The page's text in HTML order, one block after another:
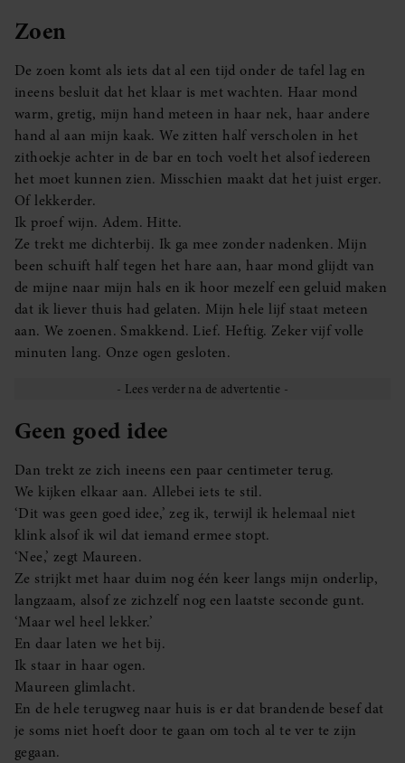
Zoen
De zoen komt als iets dat al een tijd onder de tafel lag en
ineens besluit dat het klaar is met wachten. Haar mond
warm, gretig, mijn hand meteen in haar nek, haar andere
hand al aan mijn kaak. We zitten half verscholen in het
zithoekje achter in de bar en toch voelt het alsof iedereen
het moet kunnen zien. Misschien maakt dat het juist erger.
Of lekkerder.
Ik proef wijn. Adem. Hitte.
Ze trekt me dichterbij. Ik ga mee zonder nadenken. Mijn
been schuift half tegen het hare aan, haar mond glijdt van
de mijne naar mijn hals en ik hoor mezelf een geluid maken
dat ik liever thuis had gelaten. Mijn hele lijf staat meteen
aan. We zoenen. Smakkend. Lief. Heftig. Zeker vijf volle
minuten lang. Onze ogen gesloten.
Geen goed idee
Dan trekt ze zich ineens een paar centimeter terug.
We kijken elkaar aan. Allebei iets te stil.
‘Dit was geen goed idee,’ zeg ik, terwijl ik helemaal niet
klink alsof ik wil dat iemand ermee stopt.
‘Nee,’ zegt Maureen.
Ze strijkt met haar duim nog één keer langs mijn onderlip,
langzaam, alsof ze zichzelf nog een laatste seconde gunt.
‘Maar wel heel lekker.’
En daar laten we het bij.
Ik staar in haar ogen.
Maureen glimlacht.
En de hele terugweg naar huis is er dat brandende besef dat
je soms niet hoeft door te gaan om toch al te ver te zijn
gegaan.